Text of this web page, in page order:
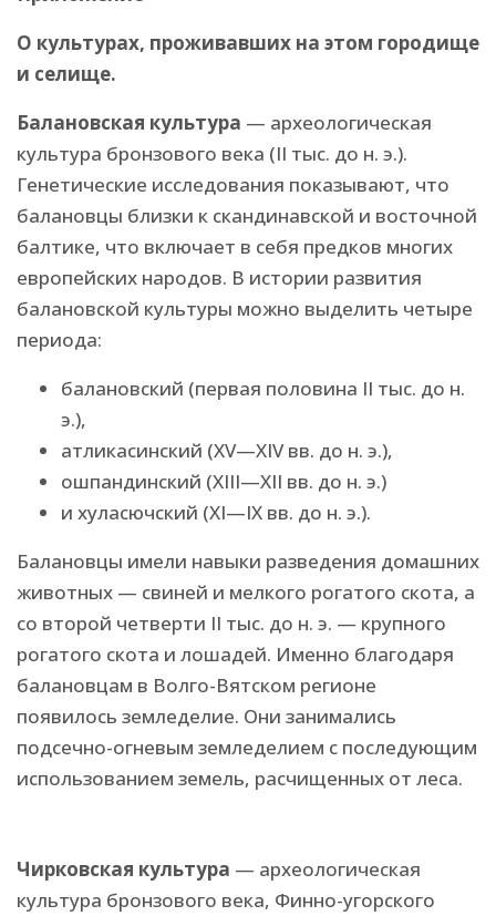
О культурах, проживавших на этом городище
и селище.
Балановская культура — археологическая
культура бронзового века (II тыс. до н. э.).
Генетические исследования показывают, что
балановцы близки к скандинавской и восточной
балтике, что включает в себя предков многих
европейских народов. В истории развития
балановской культуры можно выделить четыре
периода:
балановский (первая половина II тыс. до н.
э.),
атликасинский (XV—XIV вв. до н. э.),
ошпандинский (XIII—XII вв. до н. э.)
и хуласючский (XI—IX вв. до н. э.).
Балановцы имели навыки разведения домашних
животных — свиней и мелкого рогатого скота, а
со второй четверти II тыс. до н. э. — крупного
рогатого скота и лошадей. Именно благодаря
балановцам в Волго-Вятском регионе
появилось земледелие. Они занимались
подсечно-огневым земледелием с последующим
использованием земель, расчищенных от леса.
Чирковская культура — археологическая
культура бронзового века, Финно-угорского